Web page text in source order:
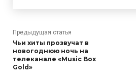
Предыдущая статья
Чьи хиты прозвучат в
новогоднюю ночь на
телеканале «Music Box
Gold»